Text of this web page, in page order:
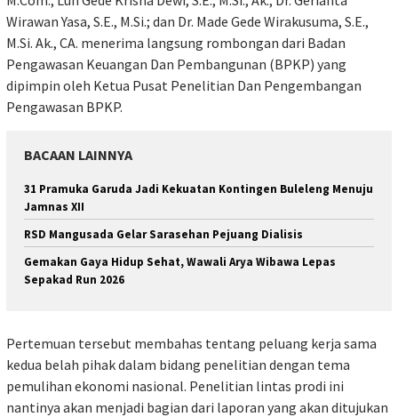
Wirawan Yasa, S.E., M.Si.; dan Dr. Made Gede Wirakusuma, S.E.,
M.Si. Ak., CA. menerima langsung rombongan dari Badan
Pengawasan Keuangan Dan Pembangunan (BPKP) yang
dipimpin oleh Ketua Pusat Penelitian Dan Pengembangan
Pengawasan BPKP.
BACAAN LAINNYA
31 Pramuka Garuda Jadi Kekuatan Kontingen Buleleng Menuju
Jamnas XII
RSD Mangusada Gelar Sarasehan Pejuang Dialisis
Gemakan Gaya Hidup Sehat, Wawali Arya Wibawa Lepas
Sepakad Run 2026
Pertemuan tersebut membahas tentang peluang kerja sama
kedua belah pihak dalam bidang penelitian dengan tema
pemulihan ekonomi nasional. Penelitian lintas prodi ini
nantinya akan menjadi bagian dari laporan yang akan ditujukan